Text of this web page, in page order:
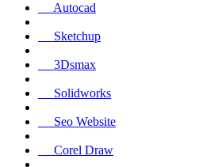
Autocad
Sketchup
3Dsmax
Solidworks
Seo Website
Corel Draw